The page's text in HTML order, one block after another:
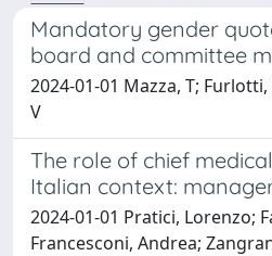
Mandatory gender
board and committee
2024-01-01 Mazza, T;
V
The role of chief
Italian context:
2024-01-01 Pratici, Lorenzo;
Francesconi, Andrea;